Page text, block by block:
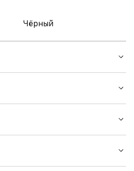
Чёрный